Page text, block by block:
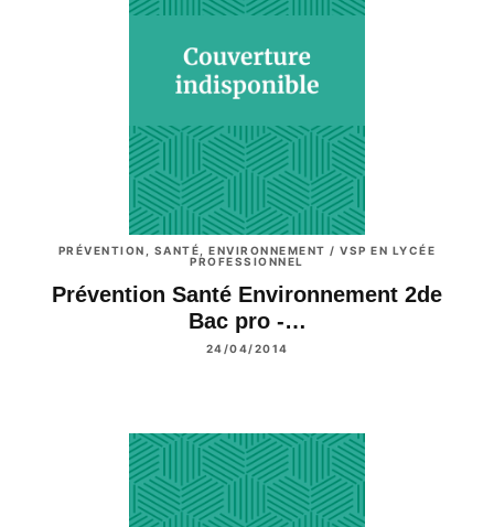
PRÉVENTION, SANTÉ, ENVIRONNEMENT / VSP EN LYCÉE
PROFESSIONNEL
Prévention Santé Environnement 2de
Bac pro -…
24/04/2014